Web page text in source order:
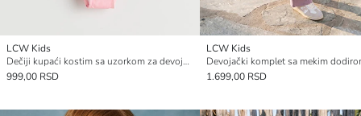
LCW Kids
Dečiji kupaći kostim sa uzorkom za devojčice
999,00 RSD
LCW Kids
Devojački komplet sa mekim
1.699,00 RSD